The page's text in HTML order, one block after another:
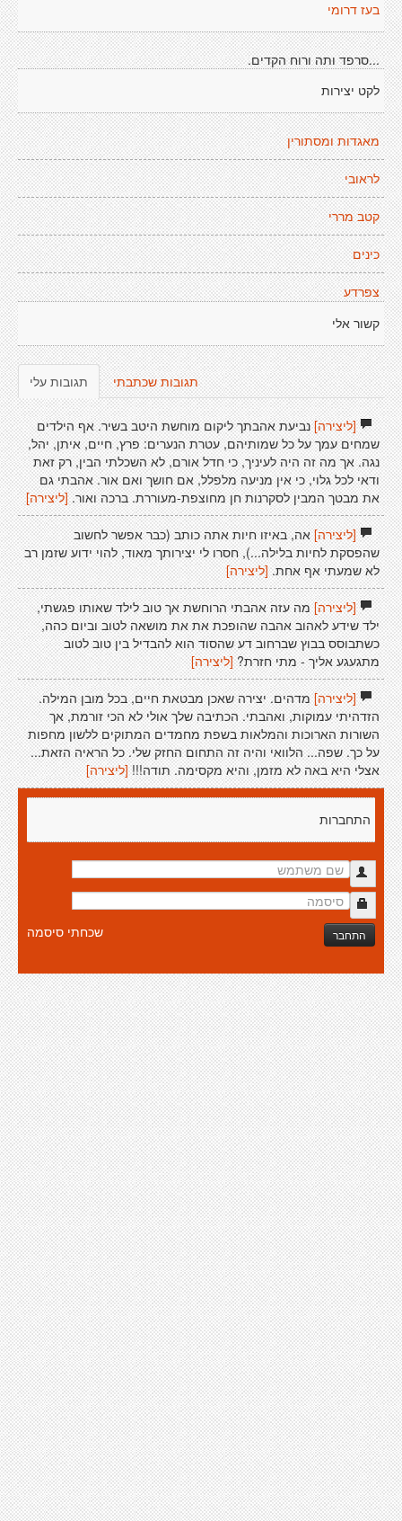
בעז דרומי
...סרפד ותה ורוח הקדים.
לקט יצירות
מאגדות ומסתורין
לראובי
קטב מררי
כינים
צפרדע
קשור אלי
תגובות עלי תגובות שכתבתי
[ליצירה]נביעת אהבתך ליקום מוחשת היטב בשיר. אף הילדים
שמחים עמך על כל שמותיהם, עטרת הנערים: פרץ, חיים, איתן, יהל,
נגה. אך מה זה היה לעיניך, כי חדל אורם, לא השכלתי הבין, רק זאת
ודאי לכל גלוי, כי אין מניעה מלפלל, אם חושך ואם אור. אהבתי גם
את מבטך המבין לסקרנות חן מחוצפת-מעוררת. ברכה ואור. [ליצירה]
[ליצירה]אה, באיזו חיות אתה כותב (כבר אפשר לחשוב
שהפסקת לחיות בלילה...), חסרו לי יצירותך מאוד, להוי ידוע שזמן רב
לא שמעתי אף אחת. [ליצירה]
[ליצירה]מה עזה אהבתי הרוחשת אך טוב לילד שאותו פגשתי,
ילד שידע לאהוב אהבה שהופכת את את מושאה לטוב וביום כהה,
כשתבוסס בבוץ שברחוב דע שהסוד הוא להבדיל בין טוב לטוב
מתגעגע אליך - מתי חזרת?[ליצירה]
[ליצירה]מדהים. יצירה שאכן מבטאת חיים, בכל מובן המילה.
הזדהיתי עמוקות, ואהבתי. הכתיבה שלך אולי לא הכי זורמת, אך
השורות הארוכות והמלאות בשפת מחמדים המתוקים ללשון מחפות
על כך. שפה... הלוואי והיה זה התחום החזק שלי. כל הראיה הזאת...
אצלי היא באה לא מזמן, והיא מקסימה. תודה!!! [ליצירה]
התחברות
התחבר שכחתי סיסמה